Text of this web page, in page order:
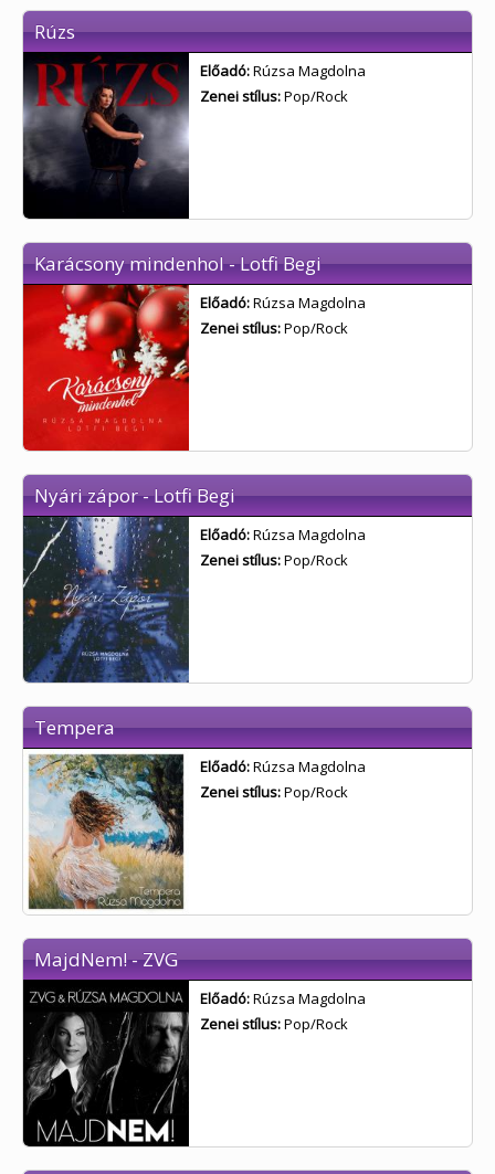
Rúzs
Előadó:Rúzsa Magdolna
Zenei stílus:Pop/Rock
Karácsony mindenhol - Lotfi Begi
Előadó:Rúzsa Magdolna
Zenei stílus:Pop/Rock
Nyári zápor - Lotfi Begi
Előadó:Rúzsa Magdolna
Zenei stílus:Pop/Rock
Tempera
Előadó:Rúzsa Magdolna
Zenei stílus:Pop/Rock
MajdNem! - ZVG
Előadó:Rúzsa Magdolna
Zenei stílus:Pop/Rock